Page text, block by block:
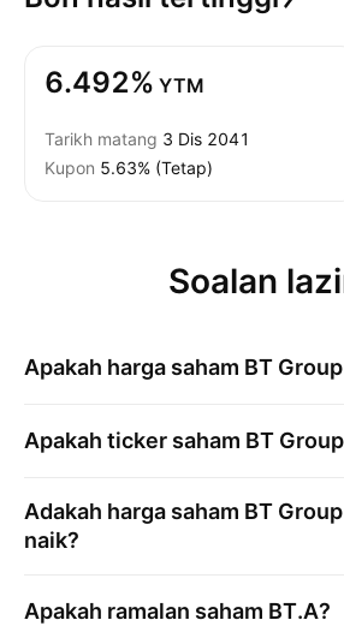
6.492% YTM
Tarikh matang 3 Dis 2041
Kupon 5.63% (Tetap)
Soalan
Apakah harga saham BT
Apakah ticker saham BT
Adakah harga saham BT
naik?
Apakah ramalan saham BT.A?